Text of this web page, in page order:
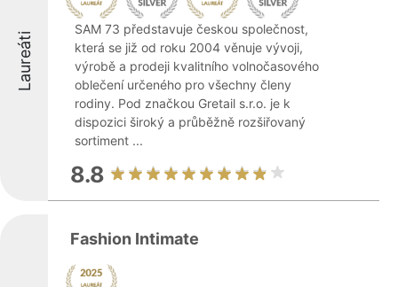
Laureáti
SAM 73 představuje českou společnost,
která se již od roku 2004 věnuje vývoji,
výrobě a prodeji kvalitního volnočasového
oblečení určeného pro všechny členy
rodiny. Pod značkou Gretail s.r.o. je k
dispozici široký a průběžně rozšiřovaný
sortiment ...
8.8
Fashion Intimate